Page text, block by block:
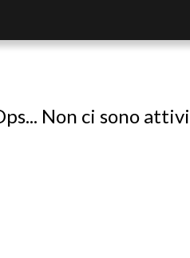
Non ci sono